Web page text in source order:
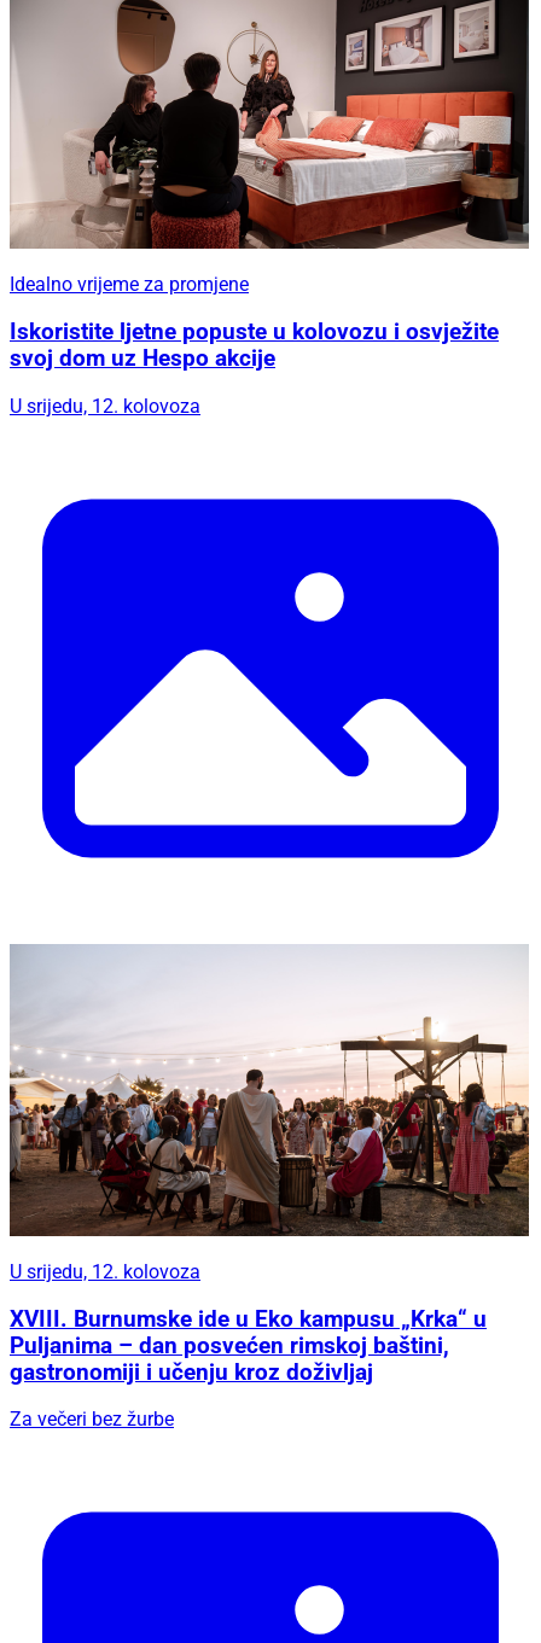
Idealno vrijeme za promjene
Iskoristite ljetne popuste u kolovozu i osvježite
svoj dom uz Hespo akcije
U srijedu, 12. kolovoza
U srijedu, 12. kolovoza
XVIII. Burnumske ide u Eko kampusu „Krka“ u
Puljanima – dan posvećen rimskoj baštini,
gastronomiji i učenju kroz doživljaj
Za večeri bez žurbe